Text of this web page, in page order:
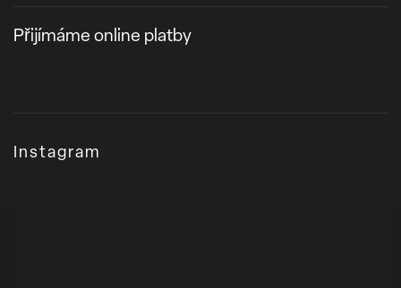
Přijímáme online platby
Instagram